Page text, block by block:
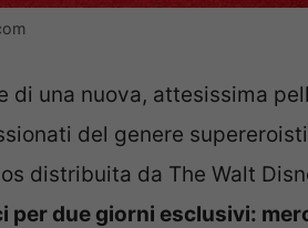
una nuova, attesissima
del genere
distribuita da The Walt
per due giorni esclusivi: